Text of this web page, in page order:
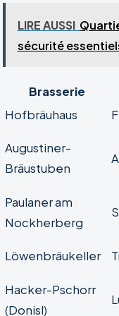
LIRE AUSSI
sécurité
Brasserie
Hofbräuhaus
Augustiner-
Bräustuben
Paulaner am
Nockherberg
Löwenbräukeller
Hacker-Pschorr
(Donisl)